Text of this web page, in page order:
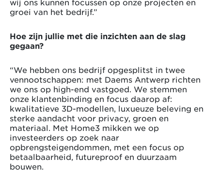
wij ons kunnen focussen op onze projecten en
groei van het bedrijf.”
Hoe zijn jullie met die inzichten aan de slag
gegaan?
“We hebben ons bedrijf opgesplitst in twee
vennootschappen: met Daems Antwerp richten
we ons op high-end vastgoed. We stemmen
onze klantenbinding en focus daarop af:
kwalitatieve 3D-modellen, luxueuze beleving en
sterke aandacht voor privacy, groen en
materiaal. Met Home3 mikken we op
investeerders op zoek naar
opbrengsteigendommen, met een focus op
betaalbaarheid, futureproof en duurzaam
bouwen.